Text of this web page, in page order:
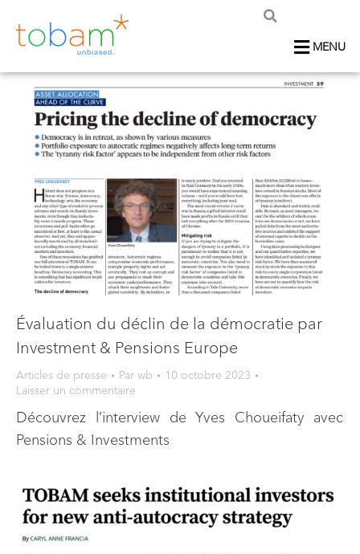
MENU
Évaluation du déclin de la démocratie par
Investment & Pensions Europe
Articles de presse Par wb
10 octobre 2023
Laisser un commentaire
Découvrez l’interview de Yves Choueifaty avec
Pensions & Investments